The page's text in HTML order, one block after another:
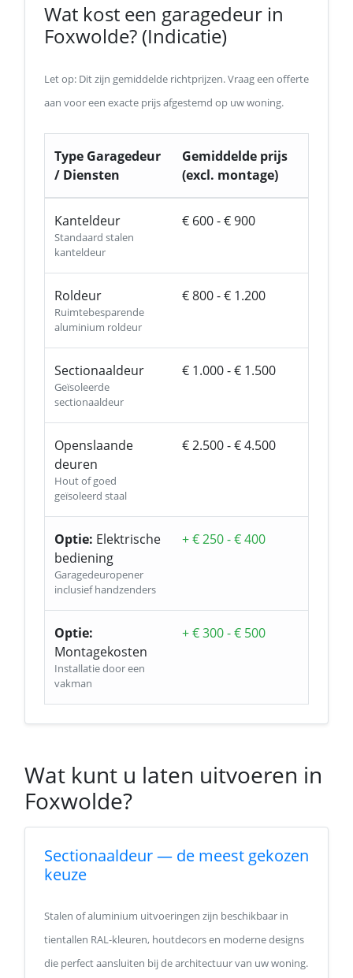
Wat kost een garagedeur in
Foxwolde? (Indicatie)
Let op: Dit zijn gemiddelde richtprijzen. Vraag een offerte
aan voor een exacte prijs afgestemd op uw woning.
Type Garagedeur
/ Diensten
Gemiddelde prijs
(excl. montage)
Kanteldeur
Standaard stalen
kanteldeur
€ 600 - € 900
Roldeur
Ruimtebesparende
aluminium roldeur
€ 800 - € 1.200
Sectionaaldeur
Geïsoleerde
sectionaaldeur
€ 1.000 - € 1.500
Openslaande
deuren
Hout of goed
geïsoleerd staal
€ 2.500 - € 4.500
Optie: Elektrische
bediening
Garagedeuropener
inclusief handzenders
+ € 250 - € 400
Optie:
Montagekosten
Installatie door een
vakman
+ € 300 - € 500
Wat kunt u laten uitvoeren in
Foxwolde?
Sectionaaldeur — de meest gekozen
keuze
Stalen of aluminium uitvoeringen zijn beschikbaar in
tientallen RAL-kleuren, houtdecors en moderne designs
die perfect aansluiten bij de architectuur van uw woning.